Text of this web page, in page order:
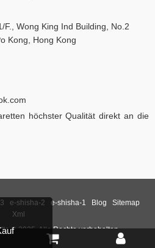
F., Wong King Ind Building, No.2
Kong, Hong Kong
höchster Qualität direkt an die
e-shisha-2 e-shisha-1 Blog
Sitemap
Xml
© 2025. Alle Rechte vorbehalten.
Reviews e-zigarette